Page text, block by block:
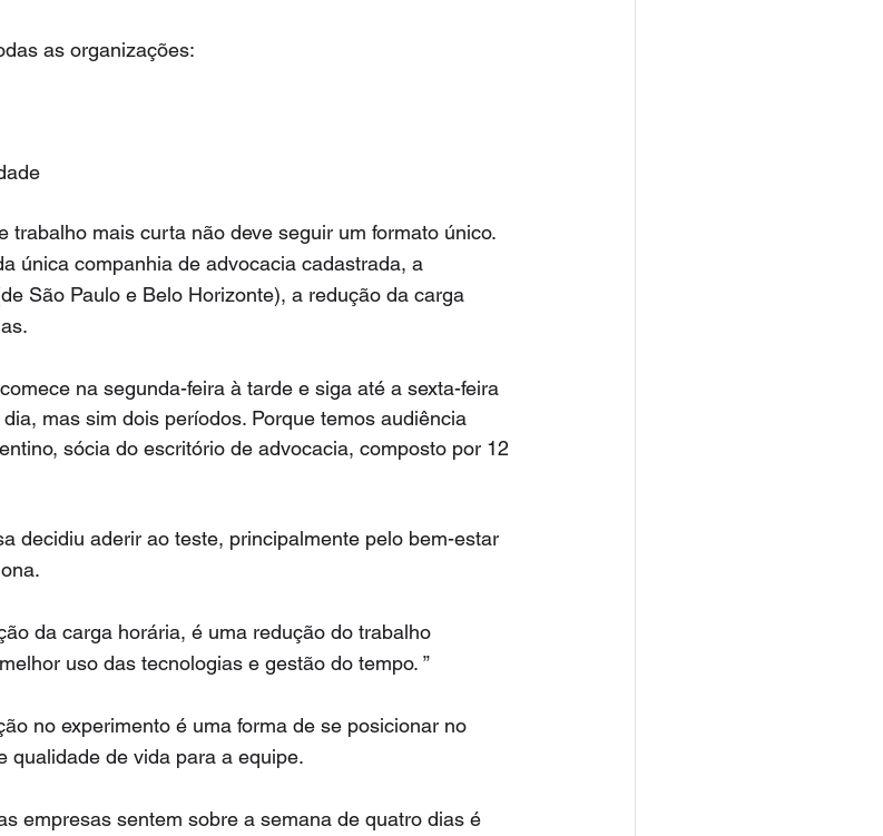
as organizações:
trabalho mais curta não deve seguir um formato único.
única companhia de advocacia cadastrada, a
São Paulo e Belo Horizonte), a redução da carga
na segunda-feira à tarde e siga até a sexta-feira
mas sim dois períodos. Porque temos audiência
sócia do escritório de advocacia, composto por 12
decidiu aderir ao teste, principalmente pelo bem-estar
da carga horária, é uma redução do trabalho
uso das tecnologias e gestão do tempo. ”
no experimento é uma forma de se posicionar no
qualidade de vida para a equipe.
empresas sentem sobre a semana de quatro dias é